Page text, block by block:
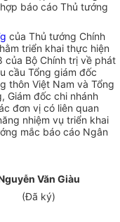
báo cáo Thủ tướng
của Thủ tướng Chính
triển khai thực hiện
của Bộ Chính trị về phát
cầu Tổng giám đốc
thôn Việt Nam và Tổng
Giám đốc chi nhánh
đơn vị có liên quan
nhiệm vụ triển khai
mắc báo cáo Ngân
Văn Giàu
(Đã ký)